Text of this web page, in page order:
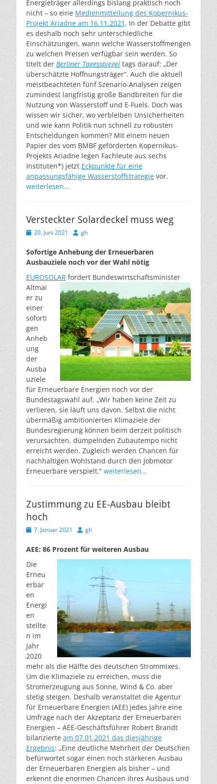
Energieträger allerdings bislang praktisch noch
nicht – so eine Medienmitteilung des Kopernikus-
Projekt Ariadne am 16.11.2021 . In der Debatte gibt
es deshalb noch sehr unterschiedliche
Einschätzungen, wann welche Wasserstoffmengen
zu welchen Preisen verfügbar sein werden. So
titelt der Berliner Tagesspiegel tags darauf: „Der
überschätzte Hoffnungsträger“. Auch die aktuell
meistbeachteten fünf Szenario-Analysen zeigen
zumindest langfristig große Bandbreiten für die
Nutzung von Wasserstoff und E-Fuels. Doch was
wissen wir sicher, wo verbleiben Unsicherheiten
und wie kann Politik nun schnell zu robusten
Entscheidungen kommen? Mit einem neuen
Papier des vom BMBF geförderten Kopernikus-
Projekts Ariadne legen Fachleute aus sechs
Instituten*) jetzt Eckpunkte für eine
anpassungsfähige Wasserstoffstrategie vor.
weiterlesen…
Versteckter Solardeckel muss weg
Veröffentlicht
20. Juni 2021 Autor
gh
Sofortige Anhebung der Erneuerbaren
Ausbauziele noch vor der Wahl nötig
EUROSOLAR fordert Bundeswirtschaftsminister
Altmai
er zu
einer
soforti
gen
Anheb
ung
der
Ausba
uziele
für Erneuerbare Energien noch vor der
Bundestagswahl auf. „Wir haben keine Zeit zu
verlieren, sie läuft uns davon. Selbst die nicht
übermäßig ambitionierten Klimaziele der
Bundesregierung können beim derzeit politisch
verursachten, dümpelnden Zubautempo nicht
erreicht werden. Zugleich werden Chancen für
nachhaltigen Wohlstand durch den Jobmotor
Erneuerbare verspielt.“ weiterlesen…
Zustimmung zu EE-Ausbau bleibt
hoch
Veröffentlicht
7. Januar 2021 Autor
gh
AEE: 86 Prozent für weiteren Ausbau
Die
Erneu
erbar
en
Energi
en
stellte
n im
Jahr
2020
mehr als die Hälfte des deutschen Strommixes.
Um die Klimaziele zu erreichen, muss die
Stromerzeugung aus Sonne, Wind & Co. aber
stetig steigen. Deshalb veranstaltet die Agentur
für Erneuerbare Energien (AEE) jedes Jahre eine
Umfrage nach der Akzeptanz der Erneuerbaren
Energien – AEE-Geschäftsführer Robert Brandt
bilanzierte am 07.01.2021 das diesjährige
Ergebnis: „Eine deutliche Mehrheit der Deutschen
befürwortet sogar einen noch stärkeren Ausbau
der Erneuerbaren Energien als bisher – und
erkennt die enormen Chancen ihres Ausbaus und